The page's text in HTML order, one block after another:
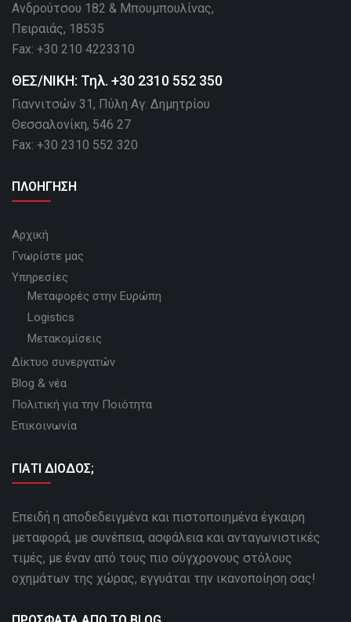
Ανδρούτσου 182 & Μπουμπουλίνας,
Πειραιάς, 18535
Fax: +30 210 4223310
ΘΕΣ/ΝΙΚΗ: Τηλ. +30 2310 552 350
Γιαννιτσών 31, Πύλη Αγ. Δημητρίου
Θεσσαλονίκη, 546 27
Fax: +30 2310 552 320
ΠΛΟΗΓΗΣΗ
Αρχική
Γνωρίστε μας
Υπηρεσίες
Μεταφορές στην Ευρώπη
Logistics
Μετακομίσεις
Δίκτυο συνεργατών
Blog & νέα
Πολιτική για την Ποιότητα
Επικοινωνία
ΓΙΑΤΙ ΔΙΟΔΟΣ;
Επειδή η αποδεδειγμένα και πιστοποιημένα έγκαιρη
μεταφορά, με συνέπεια, ασφάλεια και ανταγωνιστικές
τιμές, με έναν από τους πιο σύγχρονους στόλους
οχημάτων της χώρας, εγγυάται την ικανοποίηση σας!